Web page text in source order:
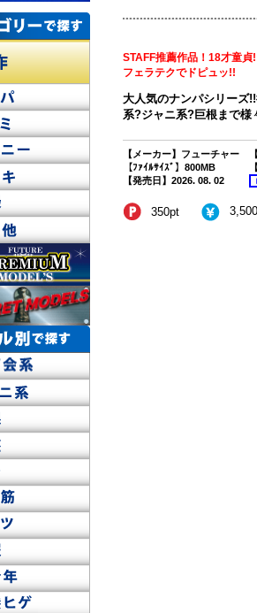
STAFF推薦作品！18才童
フェラテクでドピュッ!!
大人気のナンパシリーズ
系?ジャニ系?巨根まで様
【メーカー】フューチャー
【ﾌｧｲﾙｻｲｽﾞ】800MB
【発売日】2026. 08. 02
350pt